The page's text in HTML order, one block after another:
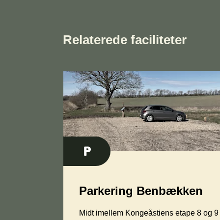
Relaterede faciliteter
Parkering Benbækken
Midt imellem Kongeåstiens etape 8 og